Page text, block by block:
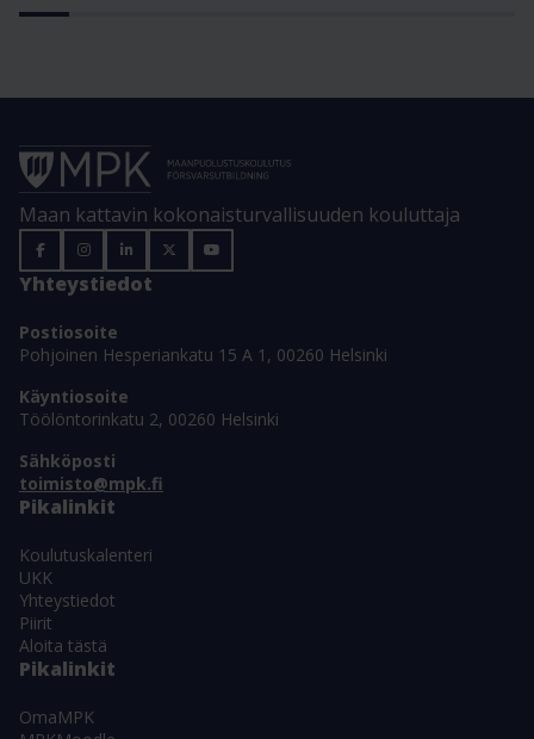
Maan kattavin kokonaisturvallisuuden kouluttaja
Yhteystiedot
Postiosoite
Pohjoinen Hesperiankatu 15 A 1, 00260 Helsinki
Käyntiosoite
Töölöntorinkatu 2, 00260 Helsinki
Sähköposti
toimisto@mpk.fi
Pikalinkit
Koulutuskalenteri
UKK
Yhteystiedot
Piirit
Aloita tästä
Pikalinkit
OmaMPK